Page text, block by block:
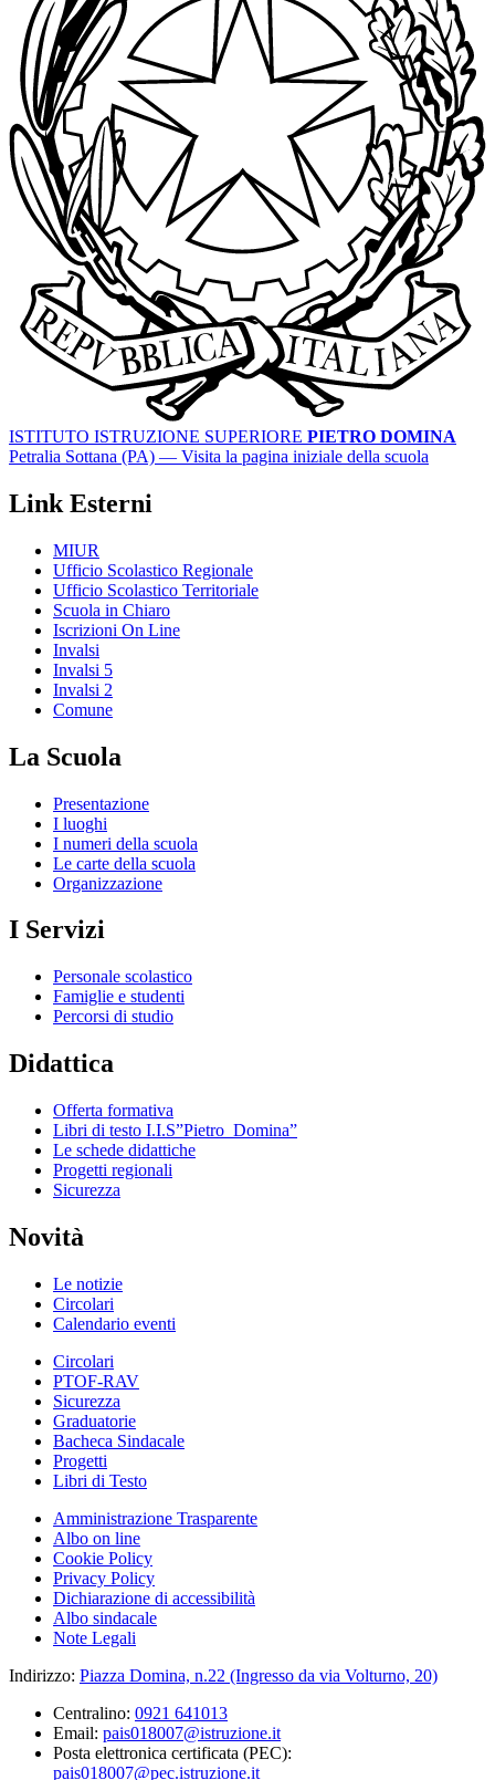
ISTITUTO ISTRUZIONE SUPERIORE PIETRO DOMINA
Petralia Sottana (PA) — Visita la pagina iniziale della scuola
Link Esterni
MIUR
Ufficio Scolastico Regionale
Ufficio Scolastico Territoriale
Scuola in Chiaro
Iscrizioni On Line
Invalsi
Invalsi 5
Invalsi 2
Comune
La Scuola
Presentazione
I luoghi
I numeri della scuola
Le carte della scuola
Organizzazione
I Servizi
Personale scolastico
Famiglie e studenti
Percorsi di studio
Didattica
Offerta formativa
Libri di testo I.I.S”Pietro_Domina”
Le schede didattiche
Progetti regionali
Sicurezza
Novità
Le notizie
Circolari
Calendario eventi
Circolari
PTOF-RAV
Sicurezza
Graduatorie
Bacheca Sindacale
Progetti
Libri di Testo
Amministrazione Trasparente
Albo on line
Cookie Policy
Privacy Policy
Dichiarazione di accessibilità
Albo sindacale
Note Legali
Indirizzo: Piazza Domina, n.22 (Ingresso da via Volturno, 20)
Centralino: 0921 641013
Email: pais018007@istruzione.it
Posta elettronica certificata (PEC):
pais018007@pec.istruzione.it